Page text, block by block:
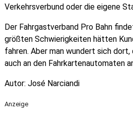
Verkehrsverbund oder die eigene
Der Fahrgastverband Pro Bahn
größten Schwierigkeiten hätten
fahren. Aber man wundert sich
auch an den Fahrkartenautomaten
Autor: José Narciandi
Anzeige